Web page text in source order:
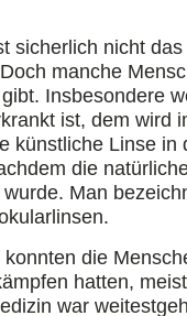
sicherlich nicht
manche
Insbesondere
ist, dem wird
künstliche Linse in
die
Man
die
hatten,
war